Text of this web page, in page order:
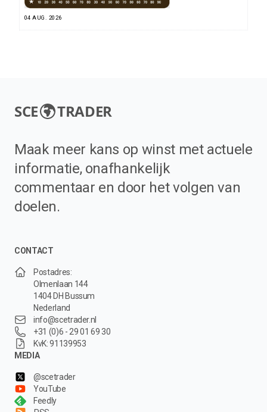
04 AUG. 2026
SCE TRADER
Maak meer kans op winst met actuele
informatie, onafhankelijk
commentaar en door het volgen van
doelen.
CONTACT
Postadres:
Olmenlaan 144
1404 DH Bussum
Nederland
info@scetrader.nl
+31 (0)6 - 29 01 69 30
KvK: 91139953
MEDIA
@scetrader
YouTube
Feedly